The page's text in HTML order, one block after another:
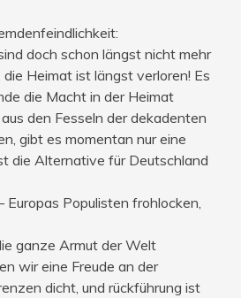
doch schon längst nicht mehr
die Heimat ist längst verloren! Es
die Macht in der Heimat
den Fesseln der dekadenten
gibt es momentan nur eine
die Alternative für Deutschland
Populisten frohlocken,
ganze Armut der Welt
wir eine Freude an der
dicht, und rückführung ist